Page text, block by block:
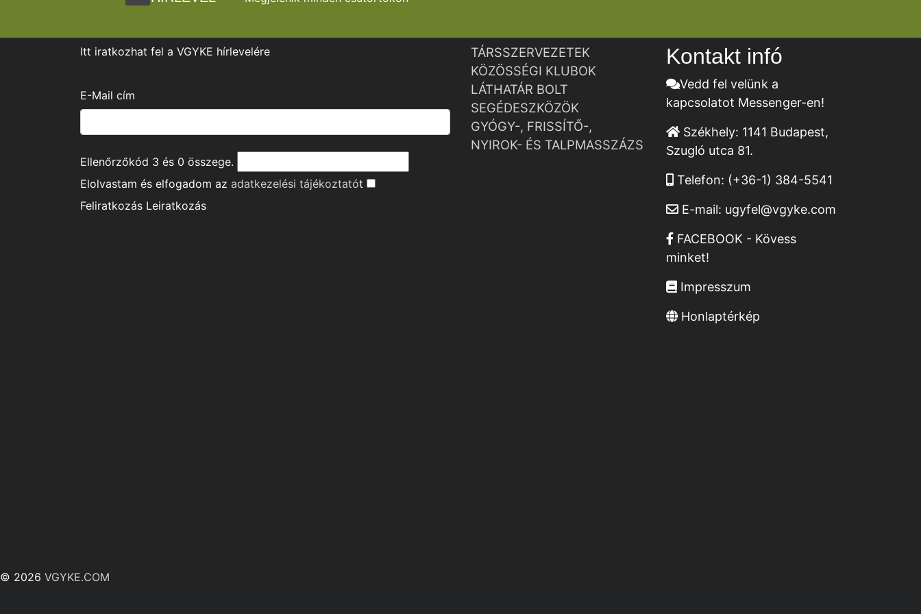
Itt iratkozhat fel a VGYKE hírlevelére
E-Mail cím
Ellenőrzőkód 3 és 0 összege.
Elolvastam és elfogadom az adatkezelési tájékoztatót
Feliratkozás Leiratkozás
TÁRSSZERVEZETEK
KÖZÖSSÉGI KLUBOK
LÁTHATÁR BOLT
SEGÉDESZKÖZÖK
GYÓGY-, FRISSÍTŐ-,
NYIROK- ÉS TALPMASSZÁZS
Kontakt infó
Vedd fel velünk a
kapcsolatot Messenger-en!
Székhely: 1141 Budapest,
Szugló utca 81.
Telefon: (+36-1) 384-5541
E-mail: ugyfel@vgyke.com
FACEBOOK - Kövess
minket!
Impresszum
Honlaptérkép
© 2026 VGYKE.COM